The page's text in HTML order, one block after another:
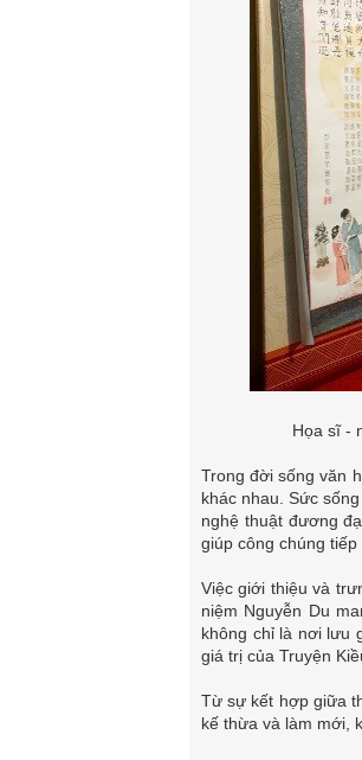
Họa sĩ -
Trong đời sống văn
khác nhau. Sức
nghệ thuật đương
giúp công chúng
Việc giới thiệu và
niệm Nguyễn Du
không chỉ là nơi lưu
giá trị của Truyện
Từ sự kết hợp giữa
kế thừa và làm mới,